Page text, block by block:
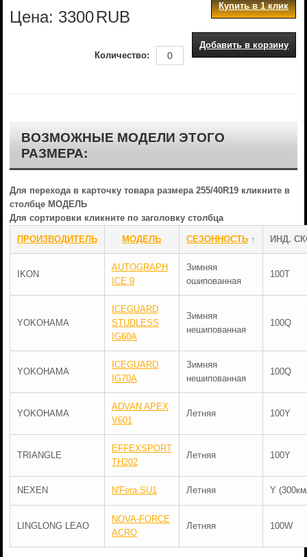
Цена: 3300RUB
Купить в 1 клик
Добавить в корзину
Количество:
ВОЗМОЖНЫЕ МОДЕЛИ ЭТОГО
РАЗМЕРА:
Для перехода в карточку товара размера 255/40R19 кликните в
столбце МОДЕЛЬ
Для сортировки кликните по заголовку столбца
ПРОИЗВОДИТЕЛЬ МОДЕЛЬ СЕЗОННОСТЬ↑ ИНД.
IKON
AUTOGRAPH
ICE 9
Зимняя
ошипованная
100T
YOKOHAMA
ICEGUARD
STUDLESS
IG60A
Зимняя
нешипованная
100Q
YOKOHAMA
ICEGUARD
IG70A
Зимняя
нешипованная
100Q
YOKOHAMA
ADVAN APEX
V601
Летняя 100Y
TRIANGLE
EFFEXSPORT
TH202
Летняя 100Y
NEXEN N'Fera SU1 Летняя Y
LINGLONG LEAO
NOVA-FORCE
ACRO
Летняя 100W